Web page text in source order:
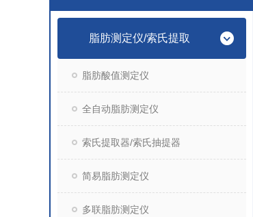
脂肪测定仪/索氏提取
脂肪酸值测定仪
全自动脂肪测定仪
索氏提取器/索氏抽提器
简易脂肪测定仪
多联脂肪测定仪